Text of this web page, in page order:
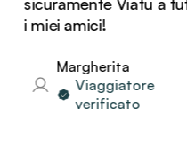
i miei amici!
Margherita
Viaggiatore
verificato